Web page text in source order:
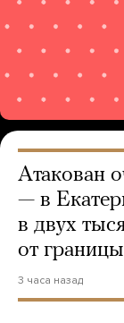
Атакован
— в
в двух
от
3 часа назад